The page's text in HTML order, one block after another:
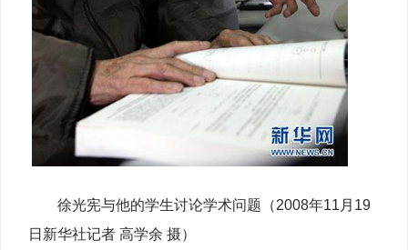
徐光宪与他的学生讨论学术问题（2008年11月19
日新华社记者 高学余 摄）